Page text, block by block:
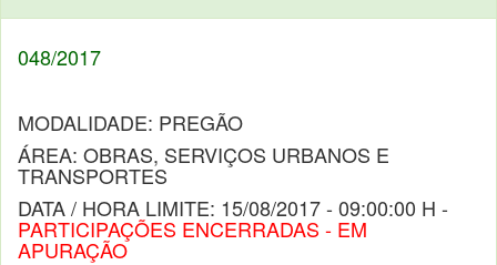
048/2017
MODALIDADE: PREGÃO
ÁREA: OBRAS, SERVIÇOS URBANOS E
TRANSPORTES
DATA / HORA LIMITE: 15/08/2017 - 09:00:00 H -
PARTICIPAÇÕES ENCERRADAS - EM
APURAÇÃO